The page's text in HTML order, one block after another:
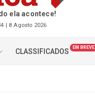
ela acontece!
| 8 Agosto 2026
CLASSIFICADOS EM BREVE